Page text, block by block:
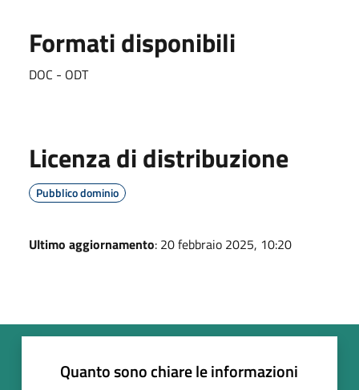
Formati disponibili
DOC - ODT
Licenza di distribuzione
Pubblico dominio
Ultimo aggiornamento: 20 febbraio 2025, 10:20
Quanto sono chiare le informazioni